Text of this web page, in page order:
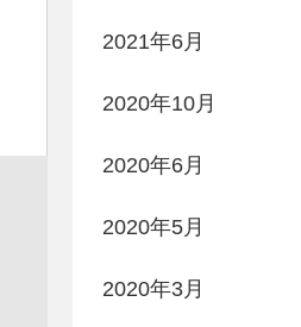
2021年6月
2020年10月
2020年6月
2020年5月
2020年3月